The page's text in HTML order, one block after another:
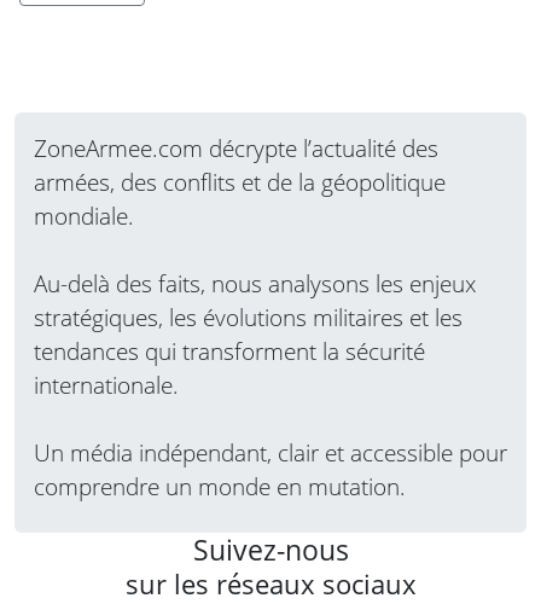
ZoneArmee.com décrypte l’actualité des
armées, des conflits et de la géopolitique
mondiale.
Au-delà des faits, nous analysons les enjeux
stratégiques, les évolutions militaires et les
tendances qui transforment la sécurité
internationale.
Un média indépendant, clair et accessible pour
comprendre un monde en mutation.
Suivez-nous
sur les réseaux sociaux